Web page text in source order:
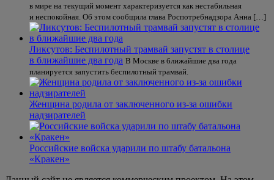
в мире на текущий момент характеризуется как нестабильная
и неспокойная. Об этом сообщила глава Роспотребнадзора Анна […]
Ликсутов: Беспилотный трамвай запустят в столице
в ближайшие два года В Москве в ближайшие два года
планируется запустить беспилотный трамвай.
Женщина родила от заключенного из-за ошибки
надзирателей
Российские войска ударили по штабу батальона
«Кракен»